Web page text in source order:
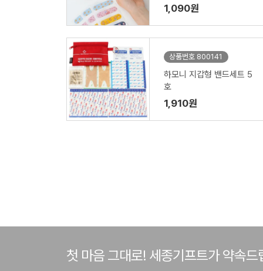
1,090원
상품번호 800141
하모니 지갑형 밴드세트 5
호
1,910원
첫 마음 그대로! 세종기프트가 약속드